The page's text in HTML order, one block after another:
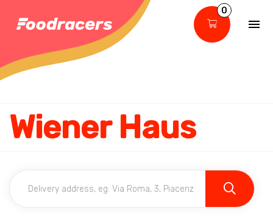
0
Wiener Haus